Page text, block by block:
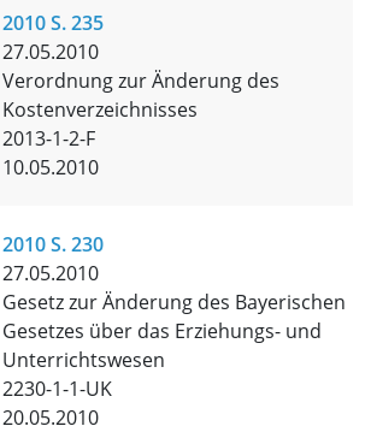
2010 S. 235
27.05.2010
Verordnung zur Änderung des
Kostenverzeichnisses
2013-1-2-F
10.05.2010
2010 S. 230
27.05.2010
Gesetz zur Änderung des Bayerischen
Gesetzes über das Erziehungs- und
Unterrichtswesen
2230-1-1-UK
20.05.2010